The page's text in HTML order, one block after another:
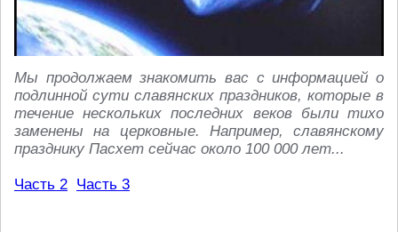
Мы продолжаем знакомить вас с информацией о
подлинной сути славянских праздников, которые в
течение нескольких последних веков были тихо
заменены на церковные. Например, славянскому
празднику Пасхет сейчас около 100 000 лет...
Часть 2 Часть 3